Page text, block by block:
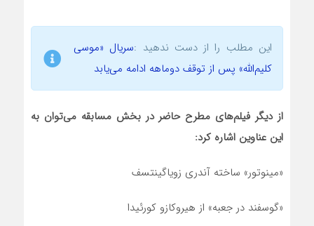
این مطلب را از دست ندهید :سریال «موسی
کلیم‌الله» پس از توقف دوماهه ادامه می‌یابد
از دیگر فیلم‌های مطرح حاضر در بخش مسابقه می‌توان به
این عناوین اشاره کرد:
«مینوتور» ساخته آندری زویاگینتسف
«گوسفند در جعبه» از هیروکازو کورئیدا